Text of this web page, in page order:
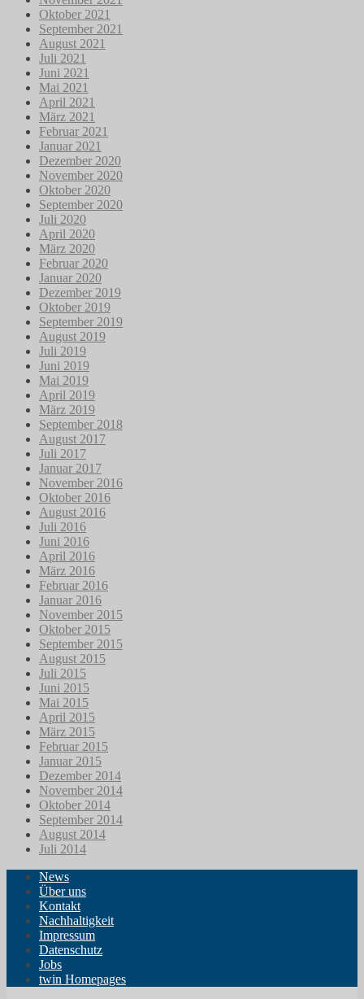
Oktober 2021
September 2021
August 2021
Juli 2021
Juni 2021
Mai 2021
April 2021
März 2021
Februar 2021
Januar 2021
Dezember 2020
November 2020
Oktober 2020
September 2020
Juli 2020
April 2020
März 2020
Februar 2020
Januar 2020
Dezember 2019
Oktober 2019
September 2019
August 2019
Juli 2019
Juni 2019
Mai 2019
April 2019
März 2019
September 2018
August 2017
Juli 2017
Januar 2017
November 2016
Oktober 2016
August 2016
Juli 2016
Juni 2016
April 2016
März 2016
Februar 2016
Januar 2016
November 2015
Oktober 2015
September 2015
August 2015
Juli 2015
Juni 2015
Mai 2015
April 2015
März 2015
Februar 2015
Januar 2015
Dezember 2014
November 2014
Oktober 2014
September 2014
August 2014
Juli 2014
News
Über uns
Kontakt
Nachhaltigkeit
Impressum
Datenschutz
Jobs
twin Homepages